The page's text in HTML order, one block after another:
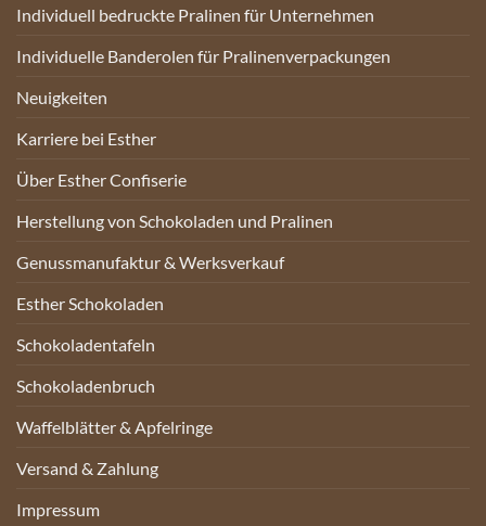
Individuell bedruckte Pralinen für Unternehmen
Individuelle Banderolen für Pralinenverpackungen
Neuigkeiten
Karriere bei Esther
Über Esther Confiserie
Herstellung von Schokoladen und Pralinen
Genussmanufaktur & Werksverkauf
Esther Schokoladen
Schokoladentafeln
Schokoladenbruch
Waffelblätter & Apfelringe
Versand & Zahlung
Impressum